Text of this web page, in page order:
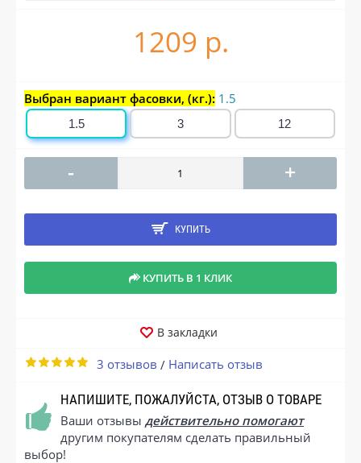
1209 р.
Выбран вариант фасовки, (кг.): 1.5
1.5 3 12
- +
КУПИТЬ
КУПИТЬ В 1 КЛИК
В закладки
3 отзывов / Написать отзыв
НАПИШИТЕ, ПОЖАЛУЙСТА, ОТЗЫВ О ТОВАРЕ
Ваши отзывы действительно помогают
другим покупателям сделать правильный
выбор!